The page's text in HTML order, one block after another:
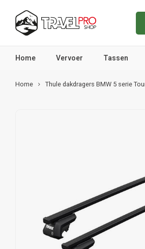
Home Vervoer Tassen
Home Thule dakdragers BMW 5 serie